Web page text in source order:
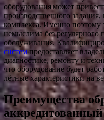
оборудования может
производственного
комплекса. Именно поэтому
немыслима без регулярного
обслуживания.
системпредоставляет
диагностике, ремонту и
что оборудование будет
лётные характеристики на
Преимущества